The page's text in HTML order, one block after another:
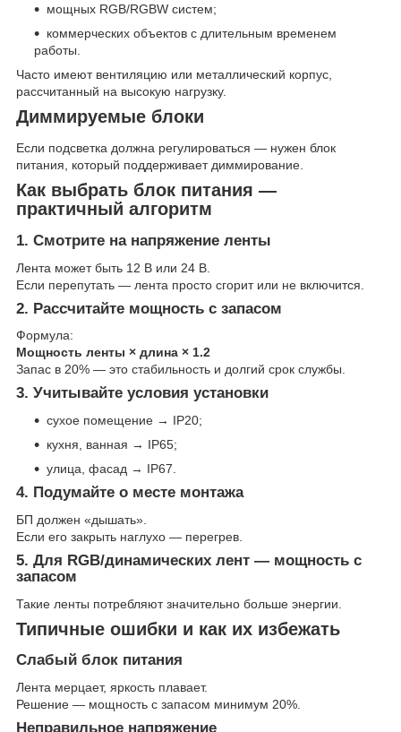
мощных RGB/RGBW систем;
коммерческих объектов с длительным временем
работы.
Часто имеют вентиляцию или металлический корпус,
рассчитанный на высокую нагрузку.
Диммируемые блоки
Если подсветка должна регулироваться — нужен блок
питания, который поддерживает диммирование.
Как выбрать блок питания —
практичный алгоритм
1. Смотрите на напряжение ленты
Лента может быть 12 В или 24 В.
Если перепутать — лента просто сгорит или не включится.
2. Рассчитайте мощность с запасом
Формула:
Мощность ленты × длина × 1.2
Запас в 20% — это стабильность и долгий срок службы.
3. Учитывайте условия установки
сухое помещение → IP20;
кухня, ванная → IP65;
улица, фасад → IP67.
4. Подумайте о месте монтажа
БП должен «дышать».
Если его закрыть наглухо — перегрев.
5. Для RGB/динамических лент — мощность с
запасом
Такие ленты потребляют значительно больше энергии.
Типичные ошибки и как их избежать
Слабый блок питания
Лента мерцает, яркость плавает.
Решение — мощность с запасом минимум 20%.
Неправильное напряжение